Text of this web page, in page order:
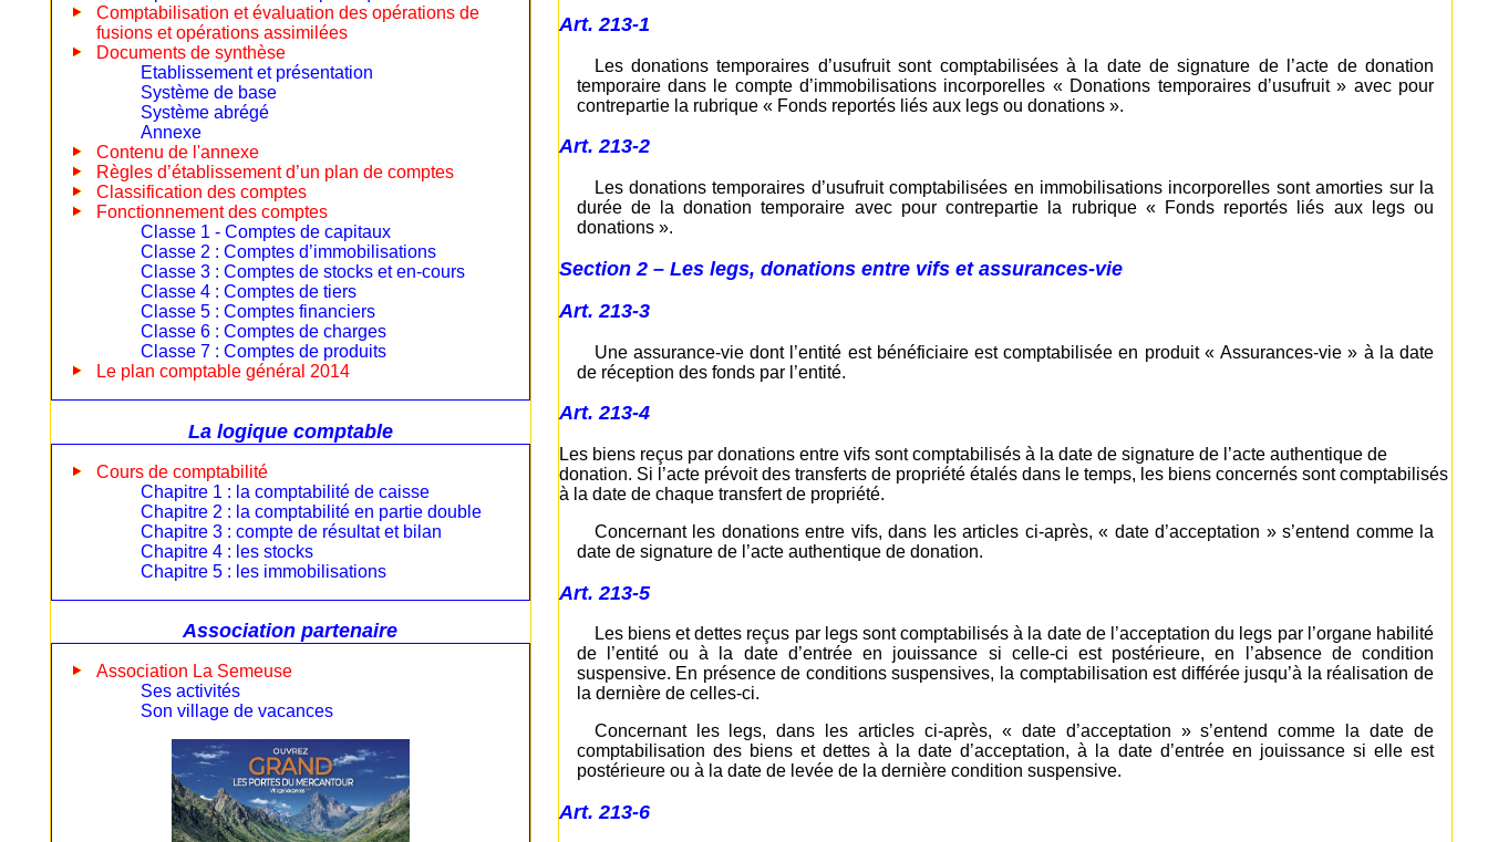
Art. 213-1
Les donations temporaires d’usufruit sont comptabilisées à la date de signature de l’acte de donation
temporaire dans le compte d’immobilisations incorporelles « Donations temporaires d’usufruit » avec pour
contrepartie la rubrique « Fonds reportés liés aux legs ou donations ».
Art. 213-2
Les donations temporaires d’usufruit comptabilisées en immobilisations incorporelles sont amorties sur la
durée de la donation temporaire avec pour contrepartie la rubrique « Fonds reportés liés aux legs ou
donations ».
Section 2 – Les legs, donations entre vifs et assurances-vie
Art. 213-3
Une assurance-vie dont l’entité est bénéficiaire est comptabilisée en produit « Assurances-vie » à la date
de réception des fonds par l’entité.
Art. 213-4
Les biens reçus par donations entre vifs sont comptabilisés à la date de signature de l’acte authentique de
donation. Si l’acte prévoit des transferts de propriété étalés dans le temps, les biens concernés sont comptabilisés
à la date de chaque transfert de propriété.
Concernant les donations entre vifs, dans les articles ci-après, « date d’acceptation » s’entend comme la
date de signature de l’acte authentique de donation.
Art. 213-5
Les biens et dettes reçus par legs sont comptabilisés à la date de l’acceptation du legs par l’organe habilité
de l’entité ou à la date d’entrée en jouissance si celle-ci est postérieure, en l’absence de condition
suspensive. En présence de conditions suspensives, la comptabilisation est différée jusqu’à la réalisation de
la dernière de celles-ci.
Concernant les legs, dans les articles ci-après, « date d’acceptation » s’entend comme la date de
comptabilisation des biens et dettes à la date d’acceptation, à la date d’entrée en jouissance si elle est
postérieure ou à la date de levée de la dernière condition suspensive.
Art. 213-6
Comptabilisation et évaluation des opérations de
fusions et opérations assimilées
Documents de synthèse
Etablissement et présentation
Système de base
Système abrégé
Annexe
Contenu de l'annexe
Règles d’établissement d’un plan de comptes
Classification des comptes
Fonctionnement des comptes
Classe 1 - Comptes de capitaux
Classe 2 : Comptes d’immobilisations
Classe 3 : Comptes de stocks et en-cours
Classe 4 : Comptes de tiers
Classe 5 : Comptes financiers
Classe 6 : Comptes de charges
Classe 7 : Comptes de produits
Le plan comptable général 2014
La logique comptable
Cours de comptabilité
Chapitre 1 : la comptabilité de caisse
Chapitre 2 : la comptabilité en partie double
Chapitre 3 : compte de résultat et bilan
Chapitre 4 : les stocks
Chapitre 5 : les immobilisations
Association partenaire
Association La Semeuse
Ses activités
Son village de vacances